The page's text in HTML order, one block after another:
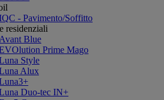
- Pavimento/Soffitto
residenziali
Avant Blue
Prime Mago
Style
Alux
Duo-tec IN+